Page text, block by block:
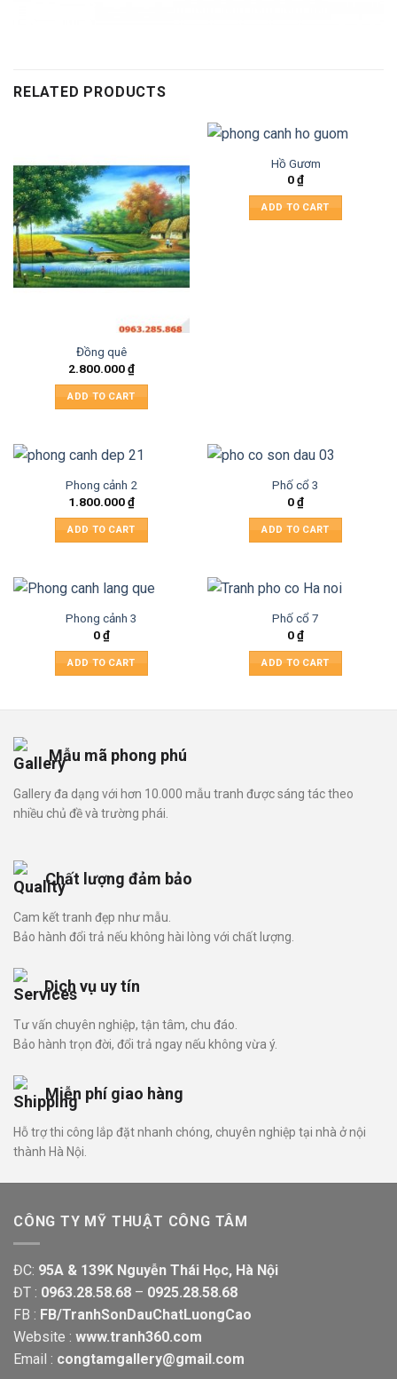
RELATED PRODUCTS
Đồng quê
2.800.000₫
ADD TO CART
Hồ Gươm
0₫
ADD TO CART
Phong cảnh 2
1.800.000₫
ADD TO CART
Phố cổ 3
0₫
ADD TO CART
Phong cảnh 3
0₫
ADD TO CART
Phố cổ 7
0₫
ADD TO CART
Mẫu mã phong phú
Gallery đa dạng với hơn 10.000 mẫu tranh được sáng tác theo
nhiều chủ đề và trường phái.
Chất lượng đảm bảo
Cam kết tranh đẹp như mẫu.
Bảo hành đổi trả nếu không hài lòng với chất lượng.
Dịch vụ uy tín
Tư vấn chuyên nghiệp, tận tâm, chu đáo.
Bảo hành trọn đời, đổi trả ngay nếu không vừa ý.
Miễn phí giao hàng
Hỗ trợ thi công lắp đặt nhanh chóng, chuyên nghiệp tại nhà ở nội
thành Hà Nội.
CÔNG TY MỸ THUẬT CÔNG TÂM
ĐC: 95A & 139K Nguyễn Thái Học, Hà Nội
ĐT : 0963.28.58.68 – 0925.28.58.68
FB : FB/TranhSonDauChatLuongCao
Website : www.tranh360.com
Email : congtamgallery@gmail.com